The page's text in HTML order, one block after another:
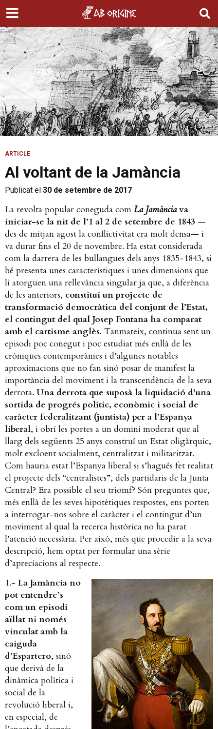
ARTICLE
Al voltant de la Jamància
Publicat el 30 de setembre de 2017
La revolta popular coneguda com La Jamànciava
iniciar-se la nit de l’1 al 2 de setembre de 1843 —
des de mitjan agost la conflictivitat era molt densa— i
va durar fins el 20 de novembre. Ha estat considerada
com la darrera de les bullangues dels anys 1835-1843, si
bé presenta unes característiques i unes dimensions que
li atorguen una rellevància singular ja que, a diferència
de les anteriors, constituí un projecte de
transformació democràtica del conjunt de l’Estat,
el contingut del qual Josep Fontana ha comparat
amb el cartisme anglès. Tanmateix, continua sent un
episodi poc conegut i poc estudiat més enllà de les
cròniques contemporànies i d’algunes notables
aproximacions que no fan sinó posar de manifest la
importància del moviment i la transcendència de la seva
derrota. Una derrota que suposà la liquidació d’una
sortida de progrés polític, econòmic i social de
caràcter federalitzant (juntista) per a l’Espanya
liberal, i obrí les portes a un domini moderat que al
llarg dels següents 25 anys construí un Estat oligàrquic,
molt excloent socialment, centralitzat i militaritzat.
Com hauria estat l’Espanya liberal si s’hagués fet realitat
el projecte dels “centralistes”, dels partidaris de la Junta
Central? Era possible el seu triomf? Són preguntes que,
més enllà de les seves hipotètiques respostes, ens porten
a interrogar-nos sobre el caràcter i el contingut d’un
moviment al qual la recerca històrica no ha parat
l’atenció necessària. Per això, més que procedir a la seva
descripció, hem optat per formular una sèrie
d’apreciacions al respecte.
1.- La Jamància no
pot entendre’s
com un episodi
aïllat ni només
vinculat amb la
caiguda
d’Espartero, sinó
que derivà de la
dinàmica política i
social de la
revolució liberal i,
en especial, de